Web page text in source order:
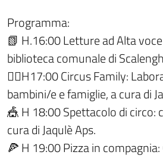
Programma:
📗 H.16:00 Letture ad Alta
biblioteca comunale di
🤹‍♀️H17:00 Circus Family:
bambini/e e famiglie, a cura di
🎪 H 18:00 Spettacolo di circo:
cura di Jaqulè Aps.
🍕 H 19:00 Pizza in